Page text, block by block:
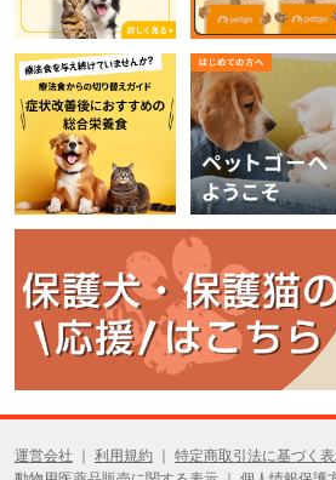
運営会社 利用規約
特定商取引法に基づく